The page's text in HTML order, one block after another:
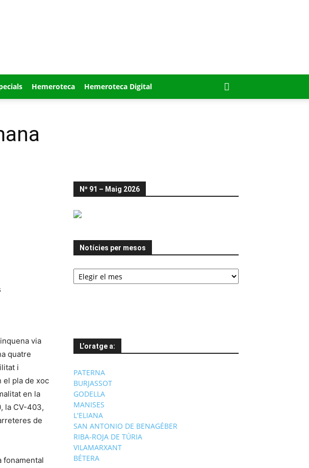
Hemeroteca Hemeroteca Digital
via
quatre
i
el pla de xoc
en la
la CV-403,
de
fonamental
Nº 91 – Maig 2026
Notícies per mesos
Notícies
per
L’oratge a:
PATERNA
BURJASSOT
GODELLA
MANISES
L'ELIANA
SAN ANTONIO DE BENAGÉBER
RIBA-ROJA DE TÚRIA
VILAMARXANT
BÉTERA